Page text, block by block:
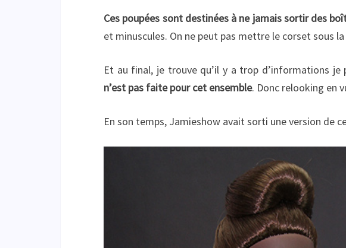
Ces poupées sont destinées à ne jamais sortir des
et minuscules. On ne peut pas mettre le corset sous la
Et au final, je trouve qu’il y a trop d’informations je
n’est pas faite pour cet ensemble. Donc relooking en
En son temps, Jamieshow avait sorti une version de